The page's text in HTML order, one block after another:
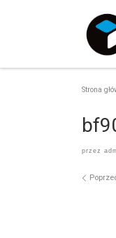
Strona
przez